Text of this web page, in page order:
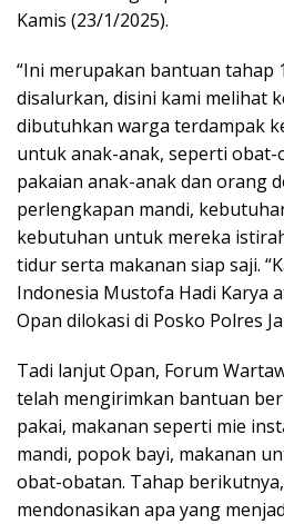
Kamis (23/1/2025).
“Ini merupakan bantuan tahap
disalurkan, disini kami melihat
dibutuhkan warga terdampak
untuk anak-anak, seperti obat-
pakaian anak-anak dan orang
perlengkapan mandi,
kebutuhan untuk mereka
tidur serta makanan siap saji.
Indonesia Mustofa Hadi Karya
Opan dilokasi di Posko Polres
Tadi lanjut Opan, Forum
telah mengirimkan bantuan
pakai, makanan seperti mie
mandi, popok bayi, makanan
obat-obatan. Tahap
mendonasikan apa yang